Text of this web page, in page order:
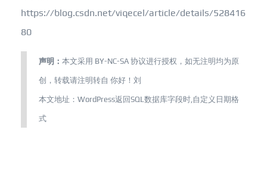
https://blog.csdn.net/viqecel/article/details/528416
80
声明： 本文采用 BY-NC-SA 协议进行授权，如无注明均为原
创，转载请注明转自 你好！刘
本文地址： WordPress返回SQL数据库字段时,自定义日期格
式